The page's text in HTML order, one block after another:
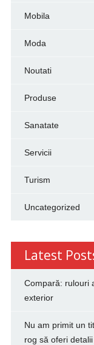
Mobila
Moda
Noutati
Produse
Sanatate
Servicii
Turism
Uncategorized
Latest
Compară: rulouri
exterior
Nu am primit un
rog să oferi